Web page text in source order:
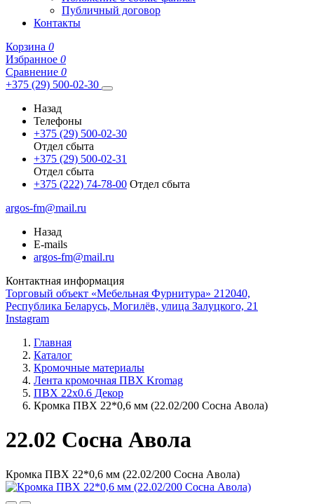
Публичный договор
Контакты
Корзина 0
Избранное 0
Сравнение 0
+375 (29) 500-02-30
Назад
Телефоны
+375 (29) 500-02-30
Отдел сбыта
+375 (29) 500-02-31
Отдел сбыта
+375 (222) 74-78-00 Отдел сбыта
argos-fm@mail.ru
Назад
E-mails
argos-fm@mail.ru
Контактная информация
Торговый объект «Мебельная Фурнитура» 212040,
Республика Беларусь, Могилёв, улица Залуцкого, 21
Instagram
Главная
Каталог
Кромочные материалы
Лента кромочная ПВХ Kromag
ПВХ 22x0.6 Декор
Кромка ПВХ 22*0,6 мм (22.02/200 Сосна Авола)
22.02 Сосна Авола
Кромка ПВХ 22*0,6 мм (22.02/200 Сосна Авола)